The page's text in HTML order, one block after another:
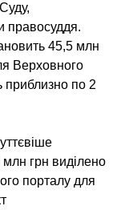
правосуддя.
45,5 млн
Верховного
приблизно по 2
грн виділено
порталу для